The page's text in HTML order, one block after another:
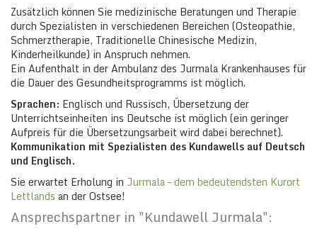
Zusätzlich können Sie medizinische Beratungen und Therapie
durch Spezialisten in verschiedenen Bereichen (Osteopathie,
Schmerztherapie, Traditionelle Chinesische Medizin,
Kinderheilkunde) in Anspruch nehmen.
Ein Aufenthalt in der Ambulanz des Jurmala Krankenhauses für
die Dauer des Gesundheitsprogramms ist möglich.
Sprachen: Englisch und Russisch, Übersetzung der
Unterrichtseinheiten ins Deutsche ist möglich (ein geringer
Aufpreis für die Übersetzungsarbeit wird dabei berechnet).
Kommunikation mit Spezialisten des Kundawells auf Deutsch
und Englisch.
Sie erwartet Erholung in Jurmala – dem bedeutendsten Kurort
Lettlands an der Ostsee!
Ansprechspartner in "Kundawell Jurmala":